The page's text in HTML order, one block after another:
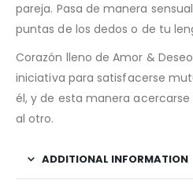
pareja. Pasa de manera
puntas de los dedos o de tu
Corazón lleno de Amor &
iniciativa para satisfacerse
él, y de esta manera
al otro.
ADDITIONAL INFORMATION